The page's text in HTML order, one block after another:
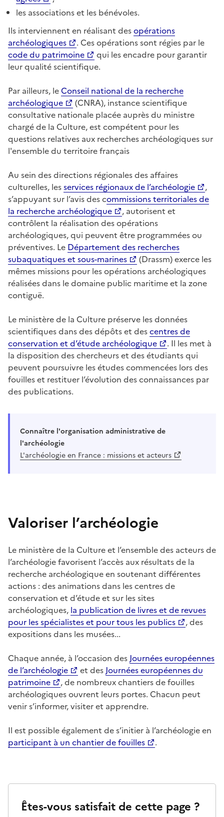
les associations et les bénévoles.
Ils interviennent en réalisant desopérations
archéologiques
. Ces opérations sont régies par le
code du patrimoine
qui les encadre pour garantir
leur qualité scientifique.
Par ailleurs, leConseil national de la recherche
archéologique
(CNRA), instance scientifique
consultative nationale placée auprès du ministre
chargé de la Culture, est compétent pour les
questions relatives aux recherches archéologiques sur
l'ensemble du territoire français
Au sein des directions régionales des affaires
culturelles, lesservices régionaux de l’archéologie
,
s’appuyant sur l’avis des commissions territoriales de
la recherche archéologique
, autorisent et
contrôlent la réalisation des opérations
archéologiques, qui peuvent être programmées ou
préventives. Le Département des recherches
subaquatiques et sous-marines
(Drassm) exerce les
mêmes missions pour les opérations archéologiques
réalisées dans le domaine public maritime et la zone
contiguë.
Le ministère de la Culture préserve les données
scientifiques dans des dépôts et descentres de
conservation et d’étude archéologique
. Il les met à
la disposition des chercheurs et des étudiants qui
peuvent poursuivre les études commencées lors des
fouilles et restituer l’évolution des connaissances par
des publications.
Connaître l'organisation administrative de
l'archéologie
L'archéologie en France : missions et acteurs
Valoriser l’archéologie
Le ministère de la Culture et l’ensemble des acteurs de
l’archéologie favorisent l’accès aux résultats de la
recherche archéologique en soutenant différentes
actions : des animations dans les centres de
conservation et d’étude et sur les sites
archéologiques, la publication de livres et de revues
pour les spécialistes et pour tous les publics
, des
expositions dans les musées...
Chaque année, à l’occasion des Journées européennes
de l’archéologie
et des Journées européennes du
patrimoine
, de nombreux chantiers de fouilles
archéologiques ouvrent leurs portes. Chacun peut
venir s’informer, visiter et apprendre.
Il est possible également de s’initier à l’archéologie en
participant à un chantier de fouilles
.
Êtes-vous satisfait de cette page ?